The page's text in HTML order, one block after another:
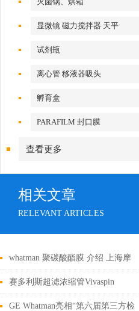
显微镜 磁力搅拌器 天平
试剂瓶
离心管 移液器吸头
孵育盒
PARAFILM 封口膜
查看更多
相关文章
RELEVANT ARTICLES
whatman 聚碳酸酯膜 介绍 上海摩
速代理
赛多利斯超滤浓缩管Vivaspin
Turbo4荣耀上市
GE Whatman亮相“第六届第三方检